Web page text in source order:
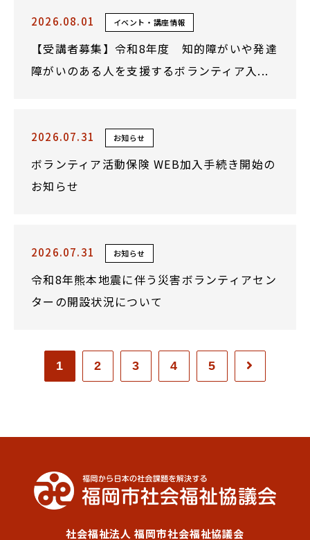
2026.08.01 イベント・講座情報
【受講者募集】令和8年度 知的障がいや発達
障がいのある人を支援するボランティア入...
2026.07.31 お知らせ
ボランティア活動保険 WEB加入手続き開始の
お知らせ
2026.07.31 お知らせ
令和8年熊本地震に伴う災害ボランティアセン
ターの開設状況について
1 2 3 4 5
社会福祉法人 福岡市社会福祉協議会